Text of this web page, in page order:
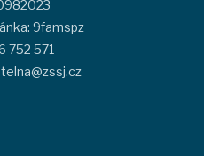
9famspz
752 571